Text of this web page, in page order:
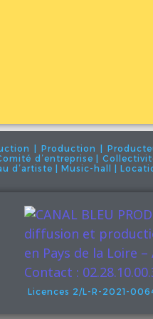
| Production |
d’entreprise |
d’artiste | Music-hall |
Licences 2/L-R-2021-